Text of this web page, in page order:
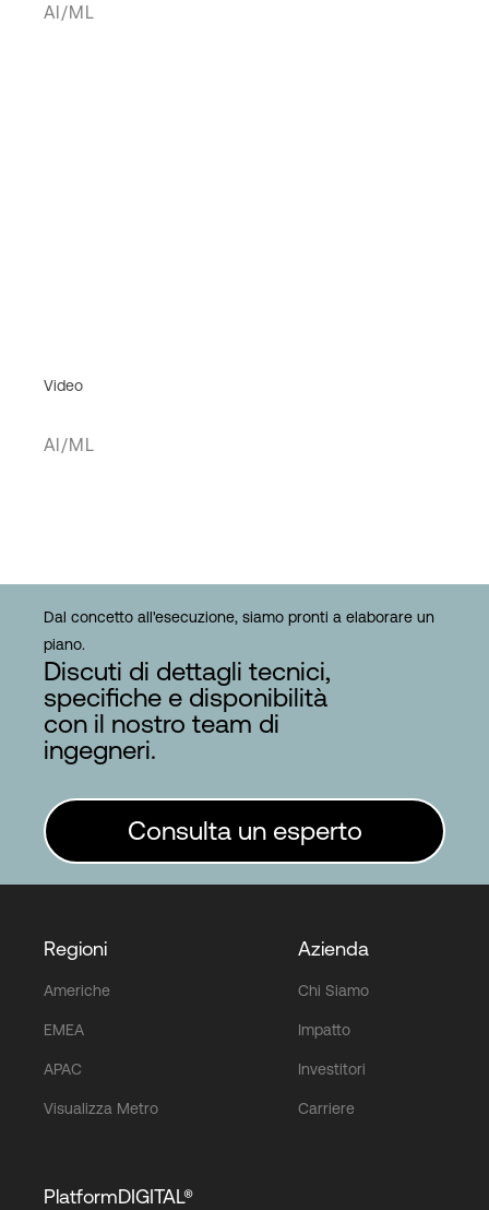
AI/ML
Video
AI/ML
Dal concetto all'esecuzione, siamo pronti a elaborare un
piano.
Discuti di dettagli tecnici,
specifiche e disponibilità
con il nostro team di
ingegneri.
Consulta un esperto
Regioni
Americhe
EMEA
APAC
Visualizza Metro
Azienda
Chi Siamo
Impatto
Investitori
Carriere
PlatformDIGITAL®